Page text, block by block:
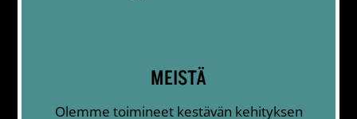
MEISTÄ
Olemme toimineet kestävän kehityksen